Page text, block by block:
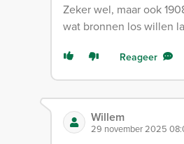
Zeker wel, maar ook
wat bronnen los willen
Reageer
Willem
29 november 2025